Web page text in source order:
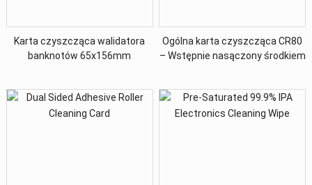
Karta czyszcząca walidatora
banknotów 65x156mm
Ogólna karta czyszcząca CR80
– Wstępnie nasączony środkiem